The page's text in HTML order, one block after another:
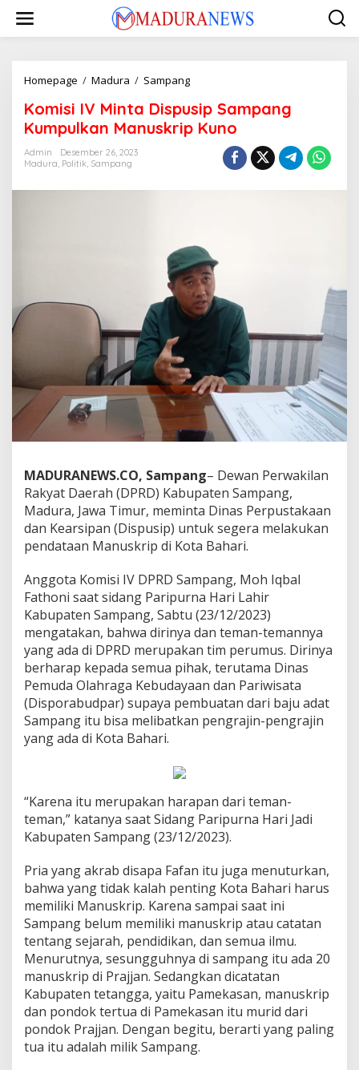
konten
Homepage / Madura / SampangKomisi
Minta
Dispusip
Sampang
Kumpulkan
Manuskrip
Komisi IV Minta Dispusip Sampang
Kumpulkan Manuskrip Kuno
Admin
Desember 26, 2023
Madura, Politik, Sampang
MADURANEWS.CO, Sampang– Dewan Perwakilan
Rakyat Daerah (DPRD) Kabupaten Sampang,
Madura, Jawa Timur, meminta Dinas Perpustakaan
dan Kearsipan (Dispusip) untuk segera melakukan
pendataan Manuskrip di Kota Bahari.
Anggota Komisi IV DPRD Sampang, Moh Iqbal
Fathoni saat sidang Paripurna Hari Lahir
Kabupaten Sampang, Sabtu (23/12/2023)
mengatakan, bahwa dirinya dan teman-temannya
yang ada di DPRD merupakan tim perumus. Dirinya
berharap kepada semua pihak, terutama Dinas
Pemuda Olahraga Kebudayaan dan Pariwisata
(Disporabudpar) supaya pembuatan dari baju adat
Sampang itu bisa melibatkan pengrajin-pengrajin
yang ada di Kota Bahari.
“Karena itu merupakan harapan dari teman-
teman,” katanya saat Sidang Paripurna Hari Jadi
Kabupaten Sampang (23/12/2023).
Pria yang akrab disapa Fafan itu juga menuturkan,
bahwa yang tidak kalah penting Kota Bahari harus
memiliki Manuskrip. Karena sampai saat ini
Sampang belum memiliki manuskrip atau catatan
tentang sejarah, pendidikan, dan semua ilmu.
Menurutnya, sesungguhnya di sampang itu ada 20
manuskrip di Prajjan. Sedangkan dicatatan
Kabupaten tetangga, yaitu Pamekasan, manuskrip
dan pondok tertua di Pamekasan itu murid dari
pondok Prajjan. Dengan begitu, berarti yang paling
tua itu adalah milik Sampang.